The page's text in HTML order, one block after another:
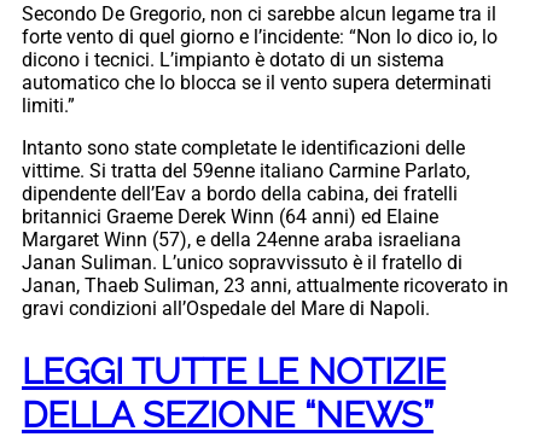
Secondo De Gregorio, non ci sarebbe alcun legame tra il
forte vento di quel giorno e l’incidente: “Non lo dico io, lo
dicono i tecnici. L’impianto è dotato di un sistema
automatico che lo blocca se il vento supera determinati
limiti.”
Intanto sono state completate le identificazioni delle
vittime. Si tratta del 59enne italiano Carmine Parlato,
dipendente dell’Eav a bordo della cabina, dei fratelli
britannici Graeme Derek Winn (64 anni) ed Elaine
Margaret Winn (57), e della 24enne araba israeliana
Janan Suliman. L’unico sopravvissuto è il fratello di
Janan, Thaeb Suliman, 23 anni, attualmente ricoverato in
gravi condizioni all’Ospedale del Mare di Napoli.
LEGGI TUTTE LE NOTIZIE
DELLA SEZIONE “NEWS”